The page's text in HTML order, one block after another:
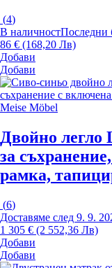
(4)
В наличностПоследни
86 € (168,20 Лв)
Добави
Добави
Meise Möbel
Двойно легло
за
рамка,
(6)
Доставяме след 9. 9.
1 305 € (2 552,36 Лв)
Добави
Добави